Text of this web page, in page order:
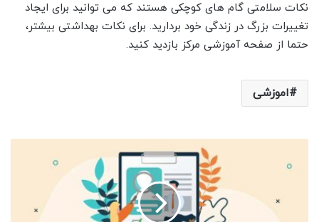
نکات سلامتی گام های کوچکی هستند که می توانید برای ایجاد
تغییرات بزرگ در زندگی خود بردارید. برای نکات بهداشتی بیشتر،
حتما از صفحه آموزشی مرکز بازدید کنید.
اموزشی